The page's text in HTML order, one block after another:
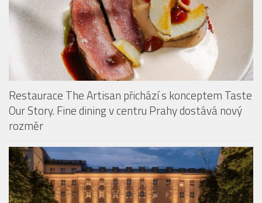
Restaurace The Artisan přichází s konceptem Taste
Our Story. Fine dining v centru Prahy dostává nový
rozměr